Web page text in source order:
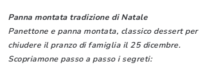
Panna montata tradizione di Natale
Panettone e panna montata, classico dessert per
chiudere il pranzo di famiglia il 25 dicembre.
Scopriamone passo a passo i segreti: